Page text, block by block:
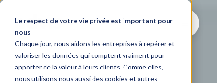
Le respect de votre vie privée est important pour
nous
Chaque jour, nous aidons les entreprises à repérer et
valoriser les données qui comptent vraiment pour
apporter de la valeur à leurs clients. Comme elles,
nous utilisons nous aussi des cookies et autres